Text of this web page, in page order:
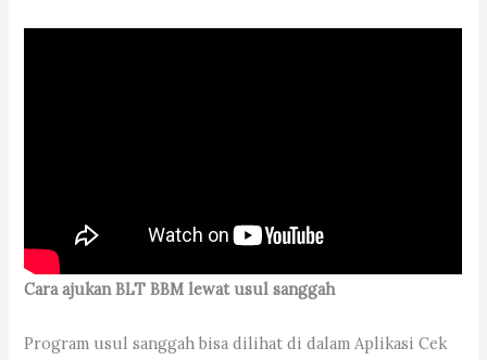
Cara ajukan BLT BBM lewat usul sanggah
Program usul sanggah bisa dilihat di dalam Aplikasi Cek